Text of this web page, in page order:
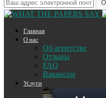
Главная
О нас
Об агентстве
Отзывы
FAQ
Вакансии
Услуги